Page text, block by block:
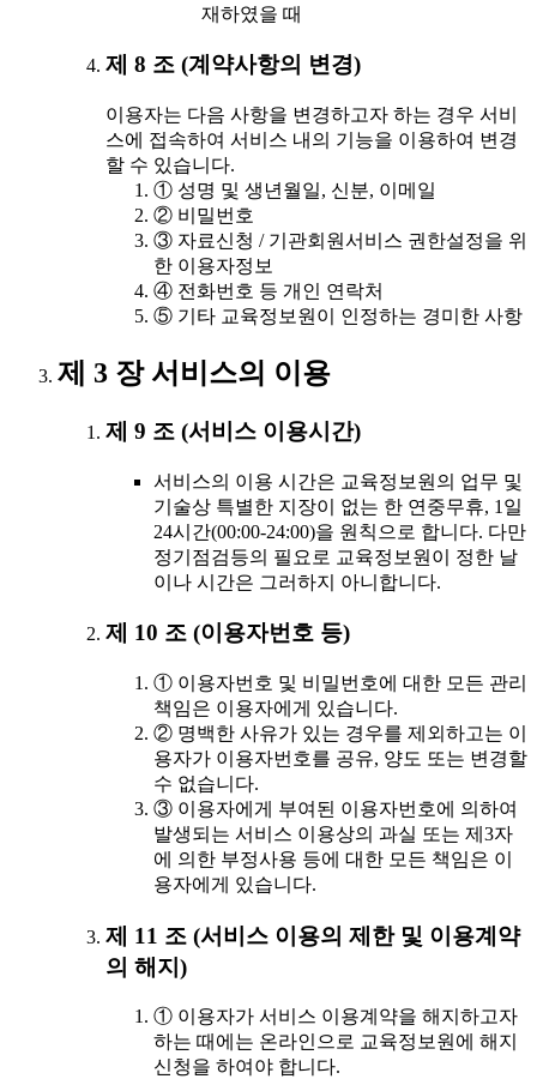
재하였을 때
제 8 조 (계약사항의 변경)
이용자는 다음 사항을 변경하고자 하는 경우 서비
스에 접속하여 서비스 내의 기능을 이용하여 변경
할 수 있습니다.
① 성명 및 생년월일, 신분, 이메일
② 비밀번호
③ 자료신청 / 기관회원서비스 권한설정을 위
한 이용자정보
④ 전화번호 등 개인 연락처
⑤ 기타 교육정보원이 인정하는 경미한 사항
제 3 장 서비스의 이용
제 9 조 (서비스 이용시간)
서비스의 이용 시간은 교육정보원의 업무 및
기술상 특별한 지장이 없는 한 연중무휴, 1일
24시간(00:00-24:00)을 원칙으로 합니다. 다만
정기점검등의 필요로 교육정보원이 정한 날
이나 시간은 그러하지 아니합니다.
제 10 조 (이용자번호 등)
① 이용자번호 및 비밀번호에 대한 모든 관리
책임은 이용자에게 있습니다.
② 명백한 사유가 있는 경우를 제외하고는 이
용자가 이용자번호를 공유, 양도 또는 변경할
수 없습니다.
③ 이용자에게 부여된 이용자번호에 의하여
발생되는 서비스 이용상의 과실 또는 제3자
에 의한 부정사용 등에 대한 모든 책임은 이
용자에게 있습니다.
제 11 조 (서비스 이용의 제한 및 이용계약
의 해지)
① 이용자가 서비스 이용계약을 해지하고자
하는 때에는 온라인으로 교육정보원에 해지
신청을 하여야 합니다.